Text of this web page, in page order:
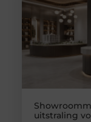
uitstraling